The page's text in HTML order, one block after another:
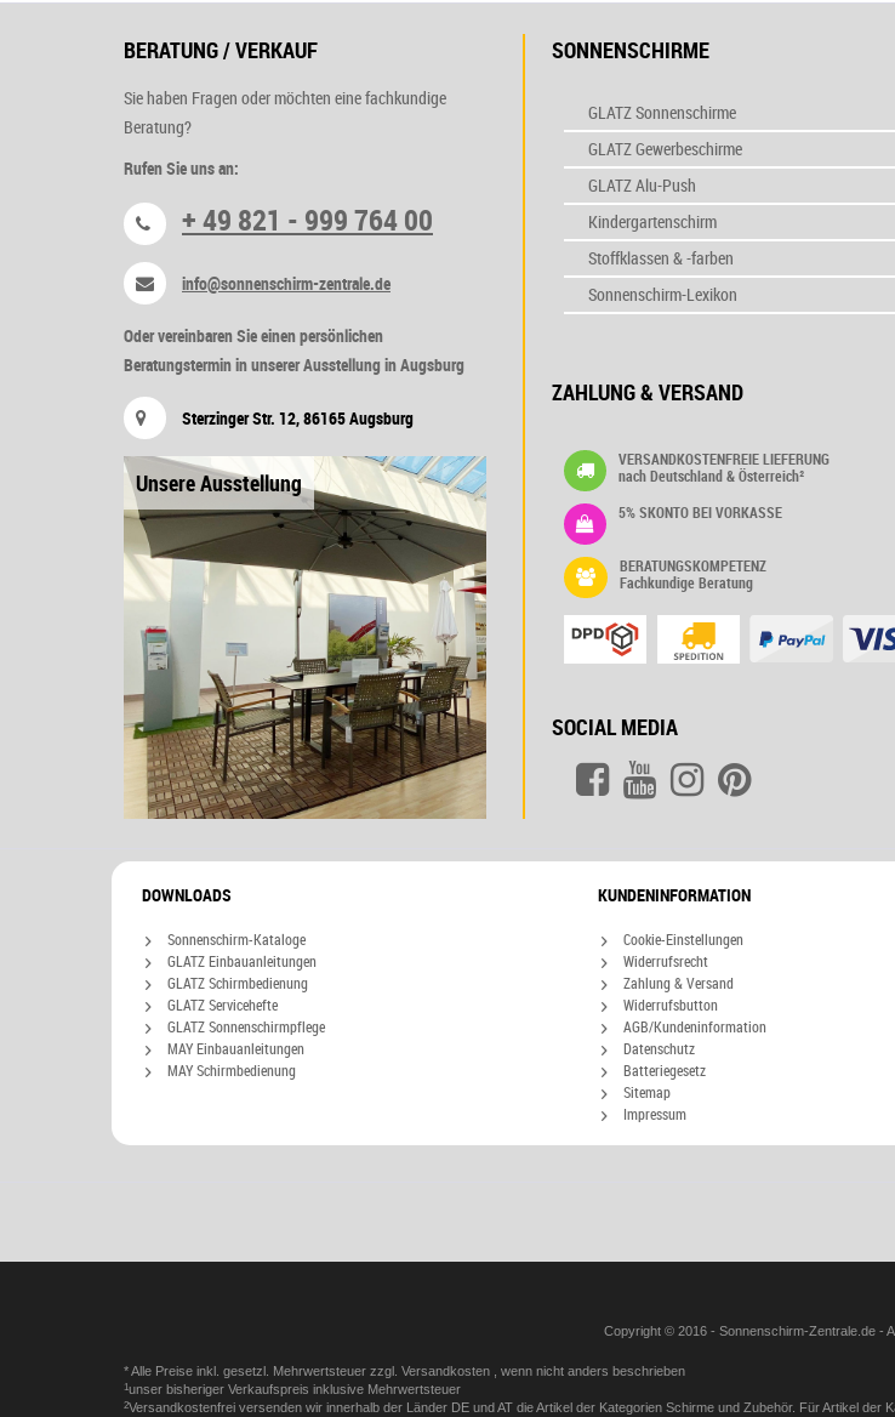
BERATUNG / VERKAUF
Sie haben Fragen oder möchten eine fachkundige
Beratung?
Rufen Sie uns an:
+ 49 821 - 999 764 00
info@sonnenschirm-zentrale.de
Oder vereinbaren Sie einen persönlichen
Beratungstermin in unserer Ausstellung in Augsburg
Sterzinger Str. 12, 86165 Augsburg
Unsere Ausstellung
SONNENSCHIRME
GLATZ Sonnenschirme
GLATZ Gewerbeschirme
GLATZ Alu-Push
Kindergartenschirm
Stoffklassen & -farben
Sonnenschirm-Lexikon
ZAHLUNG & VERSAND
VERSANDKOSTENFREIE LIEFERUNG
nach Deutschland & Österreich²
5% SKONTO BEI VORKASSE
BERATUNGSKOMPETENZ
Fachkundige Beratung
SOCIAL MEDIA
DOWNLOADS
Sonnenschirm-Kataloge
GLATZ Einbauanleitungen
GLATZ Schirmbedienung
GLATZ Servicehefte
GLATZ Sonnenschirmpflege
MAY Einbauanleitungen
MAY Schirmbedienung
KUNDENINFORMATION
Cookie-Einstellungen
Widerrufsrecht
Zahlung & Versand
Widerrufsbutton
AGB/Kundeninformation
Datenschutz
Batteriegesetz
Sitemap
Impressum
Copyright © 2016 - Sonnenschirm-Zentrale.de -
* Alle Preise inkl. gesetzl. Mehrwertsteuer zzgl. Versandkosten , wenn nicht anders beschrieben
1unser bisheriger Verkaufspreis inklusive Mehrwertsteuer
2Versandkostenfrei versenden wir innerhalb der Länder DE und AT die Artikel der Kategorien Schirme und Zubehör. Für Artikel